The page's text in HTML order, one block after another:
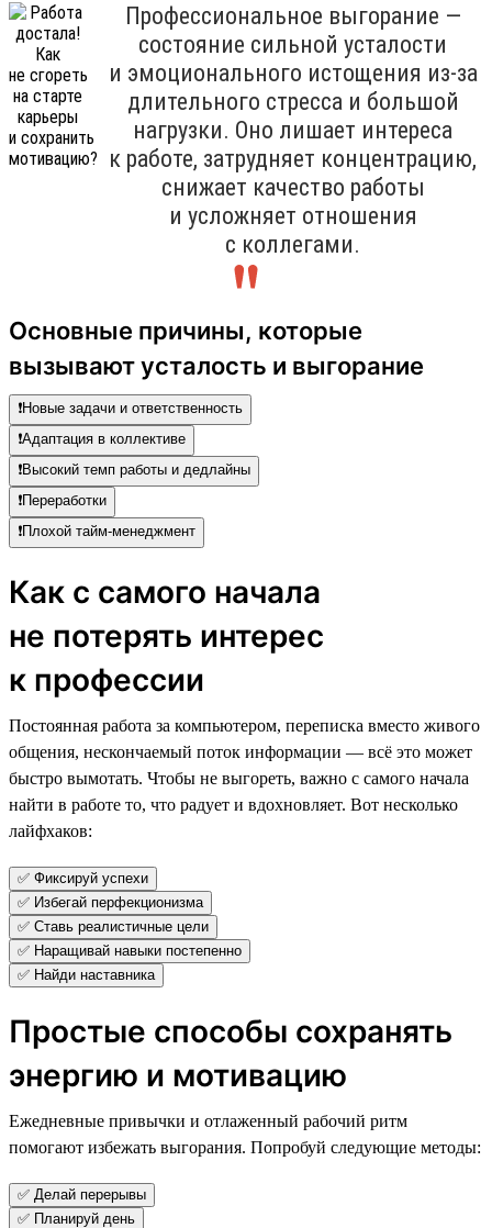
Профессиональное выгорание —
состояние сильной усталости
и эмоционального истощения из-за
длительного стресса и большой
нагрузки. Оно лишает интереса
к работе, затрудняет концентрацию,
снижает качество работы
и усложняет отношения
с коллегами.
Основные причины, которые
вызывают усталость и выгорание
❗️Новые задачи и ответственность
❗️Адаптация в коллективе
❗️Высокий темп работы и дедлайны
❗️Переработки
❗️Плохой тайм-менеджмент
Как с самого начала
не потерять интерес
к профессии
Постоянная работа за компьютером, переписка вместо живого
общения, нескончаемый поток информации — всё это может
быстро вымотать. Чтобы не выгореть, важно с самого начала
найти в работе то, что радует и вдохновляет. Вот несколько
лайфхаков:
✅ Фиксируй успехи
✅ Избегай перфекционизма
✅ Ставь реалистичные цели
✅ Наращивай навыки постепенно
✅ Найди наставника
Простые способы сохранять
энергию и мотивацию
Ежедневные привычки и отлаженный рабочий ритм
помогают избежать выгорания. Попробуй следующие методы:
✅ Делай перерывы
✅ Планируй день